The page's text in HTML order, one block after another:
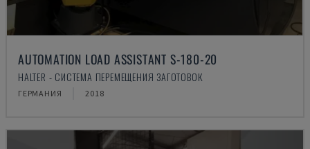
AUTOMATION LOAD ASSISTANT S-180-20
HALTER - СИСТЕМА ПЕРЕМЕЩЕНИЯ ЗАГОТОВОК
ГЕРМАНИЯ 2018